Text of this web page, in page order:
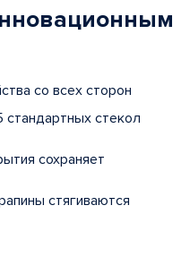
со всех сторон
стандартных стекол
сохраняет
стягиваются